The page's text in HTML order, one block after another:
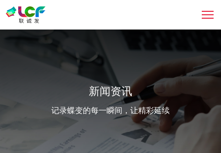
新闻资讯
记录蝶变的每一瞬间，让精彩延续